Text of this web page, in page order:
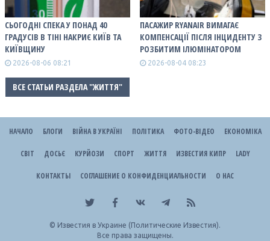
СЬОГОДНІ СПЕКА У ПОНАД 40
ГРАДУСІВ В ТІНІ НАКРИЄ КИЇВ ТА
КИЇВЩИНУ
2026-08-06 08:21
ПАСАЖИР RYANAIR ВИМАГАЄ
КОМПЕНСАЦІЇ ПІСЛЯ ІНЦИДЕНТУ З
РОЗБИТИМ ІЛЮМІНАТОРОМ
2026-08-04 08:23
ВСЕ СТАТЬИ РАЗДЕЛА "ЖИТТЯ"
НАЧАЛО БЛОГИ ВІЙНА В УКРАЇНІ ПОЛІТИКА ФОТО-ВІДЕО ЕКОНОМІКА
СВІТ ДОСЬЄ КУРЙОЗИ СПОРТ ЖИТТЯ ИЗВЕСТИЯ КИПР LADY
КОНТАКТЫ СОГЛАШЕНИЕ О КОНФИДЕНЦИАЛЬНОСТИ О НАС
© Известия в Украине (Политические Известия).
Все права защищены.